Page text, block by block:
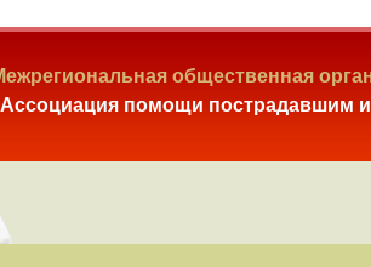
общественная
помощи пострадавшим